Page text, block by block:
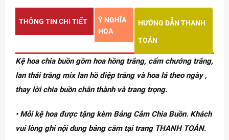
THÔNG TIN CHI TIẾT
Ý NGHĨA
HOA
HƯỚNG DẪN THANH
TOÁN
Kệ hoa chia buồn gồm hoa hồng trắng, cẩm chướng trắng,
lan thái trắng mix lan hồ điệp trắng và hoa lá theo ngày ,
thay lời chia buồn chân thành và trang trọng.
• Mỗi kệ hoa được tặng kèm Bảng Cắm Chia Buồn. Khách
vui lòng ghi nội dung bảng cắm tại trang THANH TOÁN.